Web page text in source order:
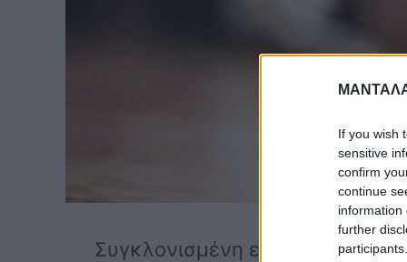
If you wish
sensitive
confirm
continue
information
further
Συγκλονισμένη είναι , η